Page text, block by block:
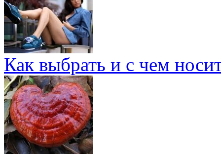
Как выбрать и с чем